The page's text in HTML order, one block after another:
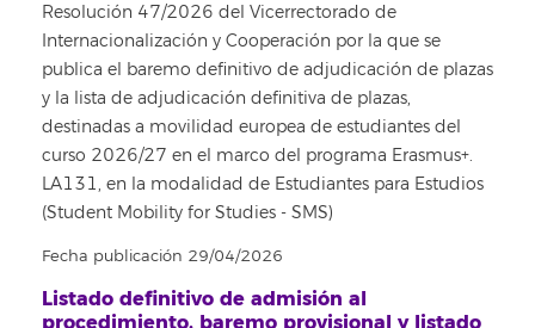
Resolución 47/2026 del Vicerrectorado de
Internacionalización y Cooperación por la que se
publica el baremo definitivo de adjudicación de plazas
y la lista de adjudicación definitiva de plazas,
destinadas a movilidad europea de estudiantes del
curso 2026/27 en el marco del programa Erasmus+.
LA131, en la modalidad de Estudiantes para Estudios
(Student Mobility for Studies - SMS)
Fecha publicación 29/04/2026
Listado definitivo de admisión al
procedimiento, baremo provisional y listado